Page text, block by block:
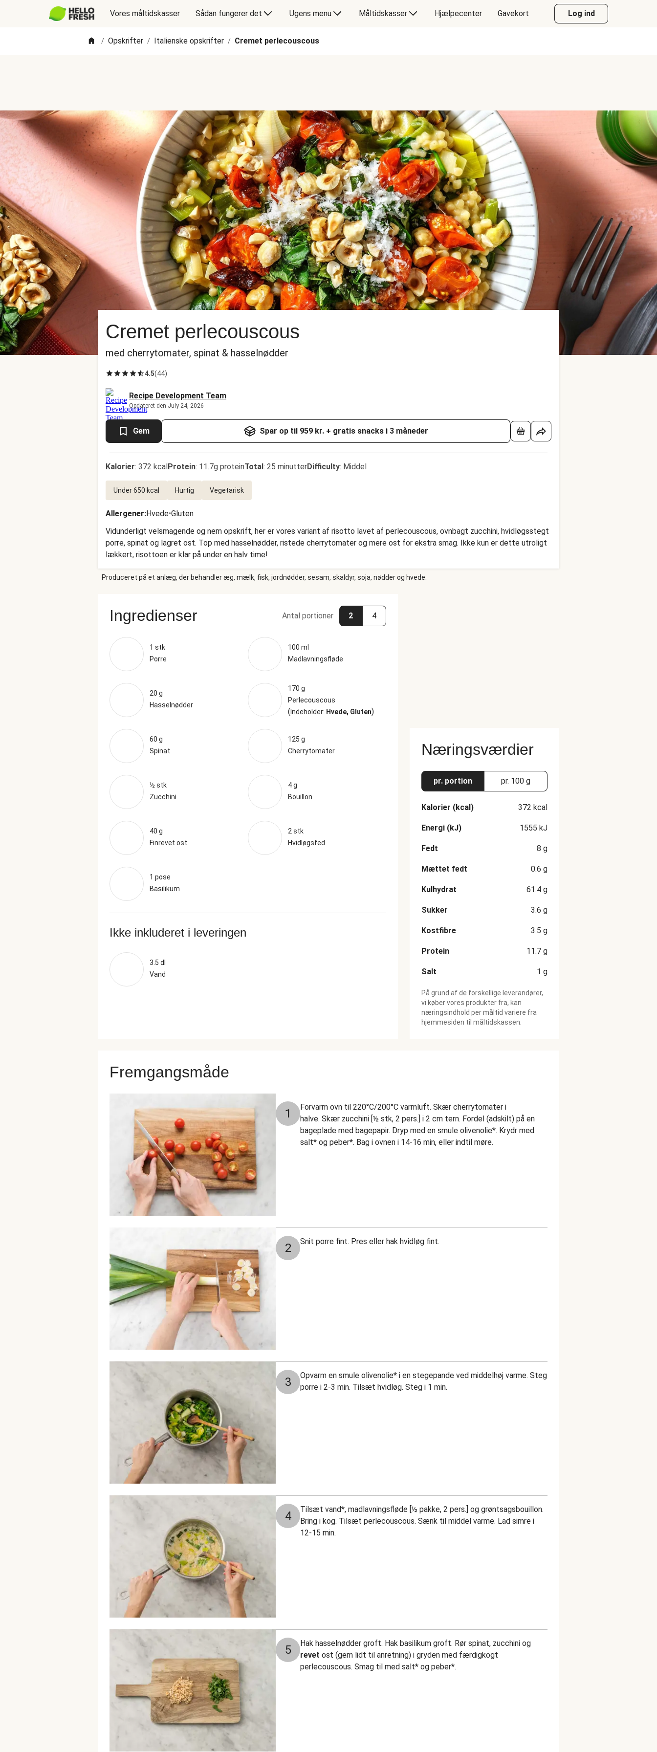
Vores måltidskasser Sådan fungerer det Ugens menu Måltidskasser Hjælpecenter Gavekort Log ind
/ Opskrifter / Italienske opskrifter / Cremet perlecouscous
Cremet perlecouscous
med cherrytomater, spinat & hasselnødder
4.5(44)
Recipe Development Team
Opdateret den July 24, 2026
Gem Spar op til 959 kr. + gratis snacks i 3 måneder
Kalorier: 372 kcalProtein: 11.7g proteinTotal: 25 minutterDifficulty: Middel
Under 650 kcal Hurtig Vegetarisk
Allergener:Hvede•Gluten
Vidunderligt velsmagende og nem opskrift, her er vores variant af risotto lavet af perlecouscous, ovnbagt zucchini, hvidløgsstegt
porre, spinat og lagret ost. Top med hasselnødder, ristede cherrytomater og mere ost for ekstra smag. Ikke kun er dette utroligt
lækkert, risottoen er klar på under en halv time!
Produceret på et anlæg, der behandler æg, mælk, fisk, jordnødder, sesam, skaldyr, soja, nødder og hvede.
Ingredienser Antal portioner 2 4
1 stk
Porre
100 ml
Madlavningsfløde
20 g
Hasselnødder
170 g
Perlecouscous
(Indeholder: Hvede, Gluten)
60 g
Spinat
125 g
Cherrytomater
½ stk
Zucchini
4 g
Bouillon
40 g
Finrevet ost
2 stk
Hvidløgsfed
1 pose
Basilikum
Ikke inkluderet i leveringen
3.5 dl
Vand
Næringsværdier
pr. portion pr. 100 g
Kalorier (kcal) 372 kcal
Energi (kJ) 1555 kJ
Fedt 8 g
Mættet fedt 0.6 g
Kulhydrat 61.4 g
Sukker 3.6 g
Kostfibre 3.5 g
Protein 11.7 g
Salt 1 g
På grund af de forskellige leverandører,
vi køber vores produkter fra, kan
næringsindhold per måltid variere fra
hjemmesiden til måltidskassen.
Fremgangsmåde
1
Forvarm ovn til 220°C/200°C varmluft. Skær cherrytomater i
halve. Skær zucchini [½ stk, 2 pers.] i 2 cm tern. Fordel (adskilt) på en
bageplade med bagepapir. Dryp med en smule olivenolie*. Krydr med
salt* og peber*. Bag i ovnen i 14-16 min, eller indtil møre.
2 Snit porre fint. Pres eller hak hvidløg fint.
3
Opvarm en smule olivenolie* i en stegepande ved middelhøj varme. Steg
porre i 2-3 min. Tilsæt hvidløg. Steg i 1 min.
4
Tilsæt vand*, madlavningsfløde [½ pakke, 2 pers.] og grøntsagsbouillon.
Bring i kog. Tilsæt perlecouscous. Sænk til middel varme. Lad simre i
12-15 min.
5
Hak hasselnødder groft. Hak basilikum groft. Rør spinat, zucchini og
revet ost (gem lidt til anretning) i gryden med færdigkogt
perlecouscous. Smag til med salt* og peber*.